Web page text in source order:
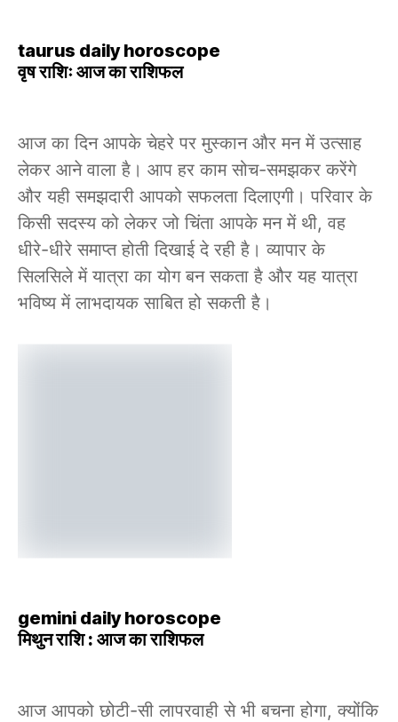
taurus daily horoscope
वृष राशिः आज का राशिफल
आज का दिन आपके चेहरे पर मुस्कान और मन में उत्साह
लेकर आने वाला है। आप हर काम सोच-समझकर करेंगे
और यही समझदारी आपको सफलता दिलाएगी। परिवार के
किसी सदस्य को लेकर जो चिंता आपके मन में थी, वह
धीरे-धीरे समाप्त होती दिखाई दे रही है। व्यापार के
सिलसिले में यात्रा का योग बन सकता है और यह यात्रा
भविष्य में लाभदायक साबित हो सकती है।
gemini daily horoscope
मिथुन राशि : आज का राशिफल
आज आपको छोटी-सी लापरवाही से भी बचना होगा, क्योंकि